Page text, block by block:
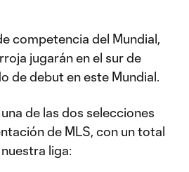
competencia del Mundial,
jugarán en el sur de
de debut en este Mundial.
de las dos selecciones
de MLS, con un total
liga: